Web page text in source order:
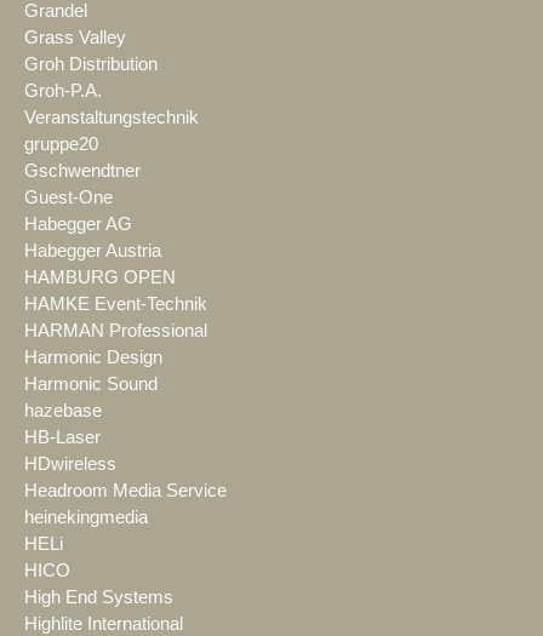
Grandel
Grass Valley
Groh Distribution
Groh-P.A.
Veranstaltungstechnik
gruppe20
Gschwendtner
Guest-One
Habegger AG
Habegger Austria
HAMBURG OPEN
HAMKE Event-Technik
HARMAN Professional
Harmonic Design
Harmonic Sound
hazebase
HB-Laser
HDwireless
Headroom Media Service
heinekingmedia
HELi
HICO
High End Systems
Highlite International